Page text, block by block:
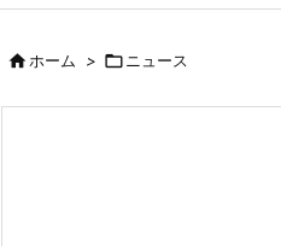
ホーム >  ニュース